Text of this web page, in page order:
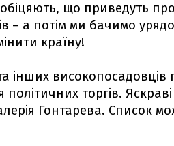
що приведуть
– а потім ми бачимо
країну!
інших
політичних торгів.
Гонтарева. Список